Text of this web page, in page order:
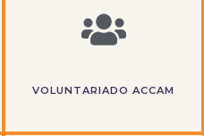
VOLUNTARIADO ACCAM